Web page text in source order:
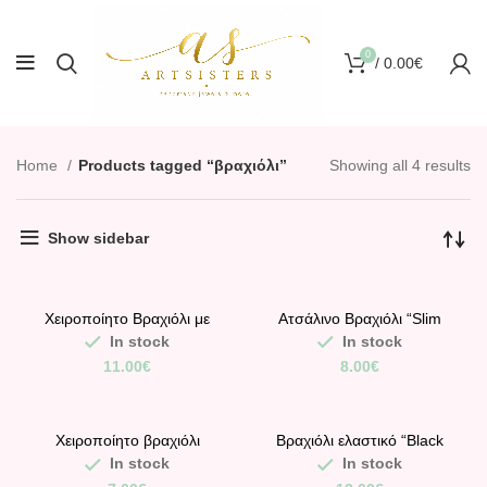
0 / 0.00€
Home Products tagged “βραχιόλι” Showing all 4 results
Show sidebar
Χειροποίητο Βραχιόλι με
Λευκές Χάντρες και Κεντρικό
Πολύχρωμο Στοιχείο
In stock
11.00€
Ατσάλινο Βραχιόλι “Slim
Line”
In stock
8.00€
Χειροποίητο βραχιόλι
μακραμέ με κοχύλι και
κωνσταντινάτο.
In stock
Βραχιόλι ελαστικό “Black
Sparkle”
In stock